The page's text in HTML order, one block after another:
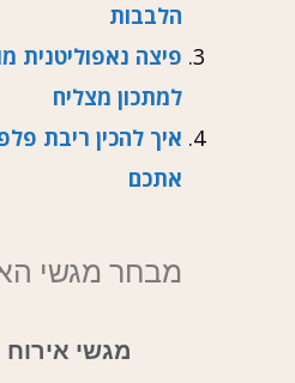
הלבבות
פיצה נאפוליטנית
למתכון מצליח
איך להכין ריבת
אתכם
מבחר מגשי
מגשי אירוח